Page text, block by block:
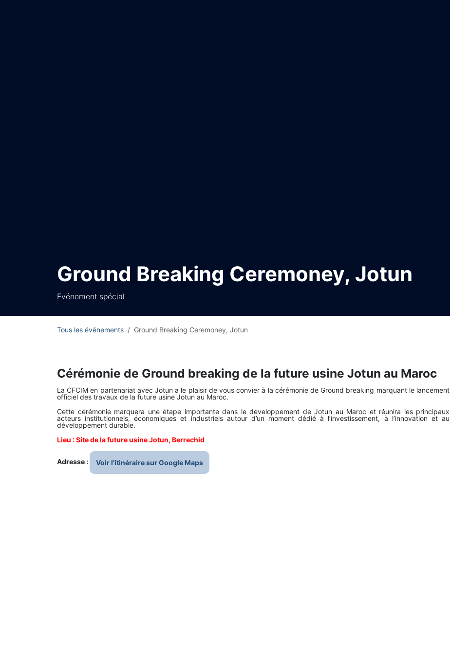
Ground Breaking Ceremoney, Jotun
Evénement spécial
Tous les événements Ground Breaking Ceremoney, Jotun
Cérémonie de Ground breaking de la future usine Jotun au Maroc
La CFCIM en partenariat avec Jotun a le plaisir de vous convier à la cérémonie de Ground breaking marquant le lancement
officiel des travaux de la future usine Jotun au Maroc.
Cette cérémonie marquera une étape importante dans le développement de Jotun au Maroc et réunira les principaux
acteurs institutionnels, économiques et industriels autour d’un moment dédié à l’investissement, à l’innovation et au
développement durable.
Lieu : Site de la future usine Jotun, Berrechid
Adresse : Voir l’itinéraire sur Google Maps